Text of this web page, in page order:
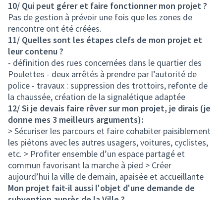
10/ Qui peut gérer et faire fonctionner mon projet ?
Pas de gestion à prévoir une fois que les zones de
rencontre ont été créées.
11/ Quelles sont les étapes clefs de mon projet et
leur contenu ?
- définition des rues concernées dans le quartier des
Poulettes - deux arrêtés à prendre par l’autorité de
police - travaux : suppression des trottoirs, refonte de
la chaussée, création de la signalétique adaptée
12/ Si je devais faire rêver sur mon projet, je dirais (je
donne mes 3 meilleurs arguments):
> Sécuriser les parcours et faire cohabiter paisiblement
les piétons avec les autres usagers, voitures, cyclistes,
etc. > Profiter ensemble d’un espace partagé et
commun favorisant la marche à pied > Créer
aujourd’hui la ville de demain, apaisée et accueillante
Mon projet fait-il aussi l'objet d'une demande de